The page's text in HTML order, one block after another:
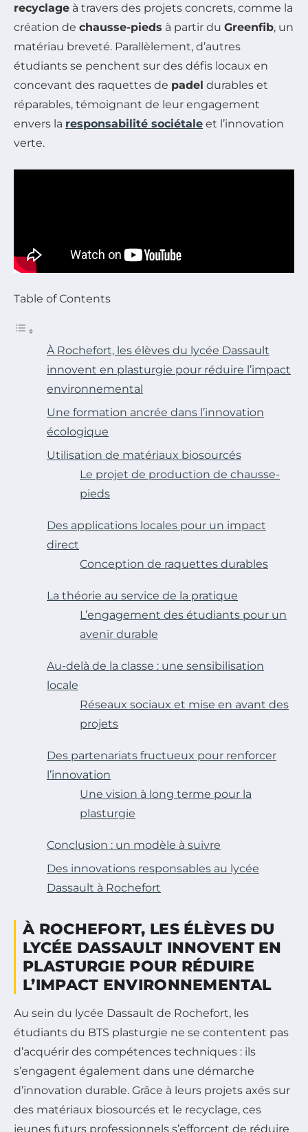
recyclage à travers des projets concrets, comme la
création de chausse-pieds à partir du Greenfib, un
matériau breveté. Parallèlement, d’autres
étudiants se penchent sur des défis locaux en
concevant des raquettes de padel durables et
réparables, témoignant de leur engagement
envers la responsabilité sociétale et l’innovation
verte.
Table of Contents
À Rochefort, les élèves du lycée Dassault
innovent en plasturgie pour réduire l’impact
environnemental
Une formation ancrée dans l’innovation
écologique
Utilisation de matériaux biosourcés
Le projet de production de chausse-
pieds
Des applications locales pour un impact
direct
Conception de raquettes durables
La théorie au service de la pratique
L’engagement des étudiants pour un
avenir durable
Au-delà de la classe : une sensibilisation
locale
Réseaux sociaux et mise en avant des
projets
Des partenariats fructueux pour renforcer
l’innovation
Une vision à long terme pour la
plasturgie
Conclusion : un modèle à suivre
Des innovations responsables au lycée
Dassault à Rochefort
À ROCHEFORT, LES ÉLÈVES DU
LYCÉE DASSAULT INNOVENT EN
PLASTURGIE POUR RÉDUIRE
L’IMPACT ENVIRONNEMENTAL
Au sein du lycée Dassault de Rochefort, les
étudiants du BTS plasturgie ne se contentent pas
d’acquérir des compétences techniques : ils
s’engagent également dans une démarche
d’innovation durable. Grâce à leurs projets axés sur
des matériaux biosourcés et le recyclage, ces
jeunes futurs professionnels s’efforcent de réduire